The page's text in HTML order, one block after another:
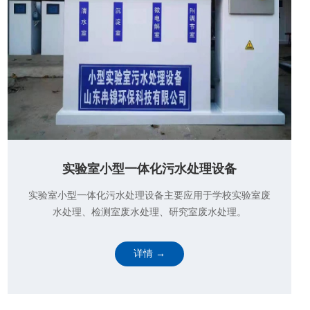
板框压滤机设备
板框式压滤机是一种间歇性固液分离设备，是 由滤板、
滤框排列构成滤室，在输料泵的压力作用 下，将料液送
泛用于化工、染···
详情 →